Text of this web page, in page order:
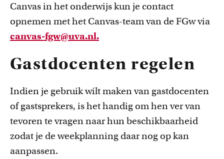
Canvas in het onderwijs kun je contact
opnemen met het Canvas-team van de FGw via
canvas-fgw@uva.nl.
Gastdocenten regelen
Indien je gebruik wilt maken van gastdocenten
of gastsprekers, is het handig om hen ver van
tevoren te vragen naar hun beschikbaarheid
zodat je de weekplanning daar nog op kan
aanpassen.